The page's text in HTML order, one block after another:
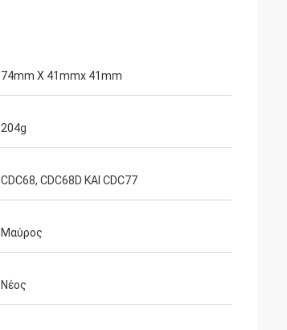
74mm Χ 41mmx 41mm
204g
CDC68, CDC68D ΚΑΙ CDC77
Μαύρος
Νέος